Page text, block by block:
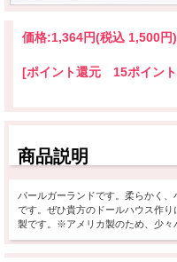
価格:1,364円(税込 1,500円)
[ポイント還元 15ポイン
商品説明
パールガーランドです。柔らかく
です。ぜひ貴方のドールハウス作
製です。※アメリカ製のため、少々